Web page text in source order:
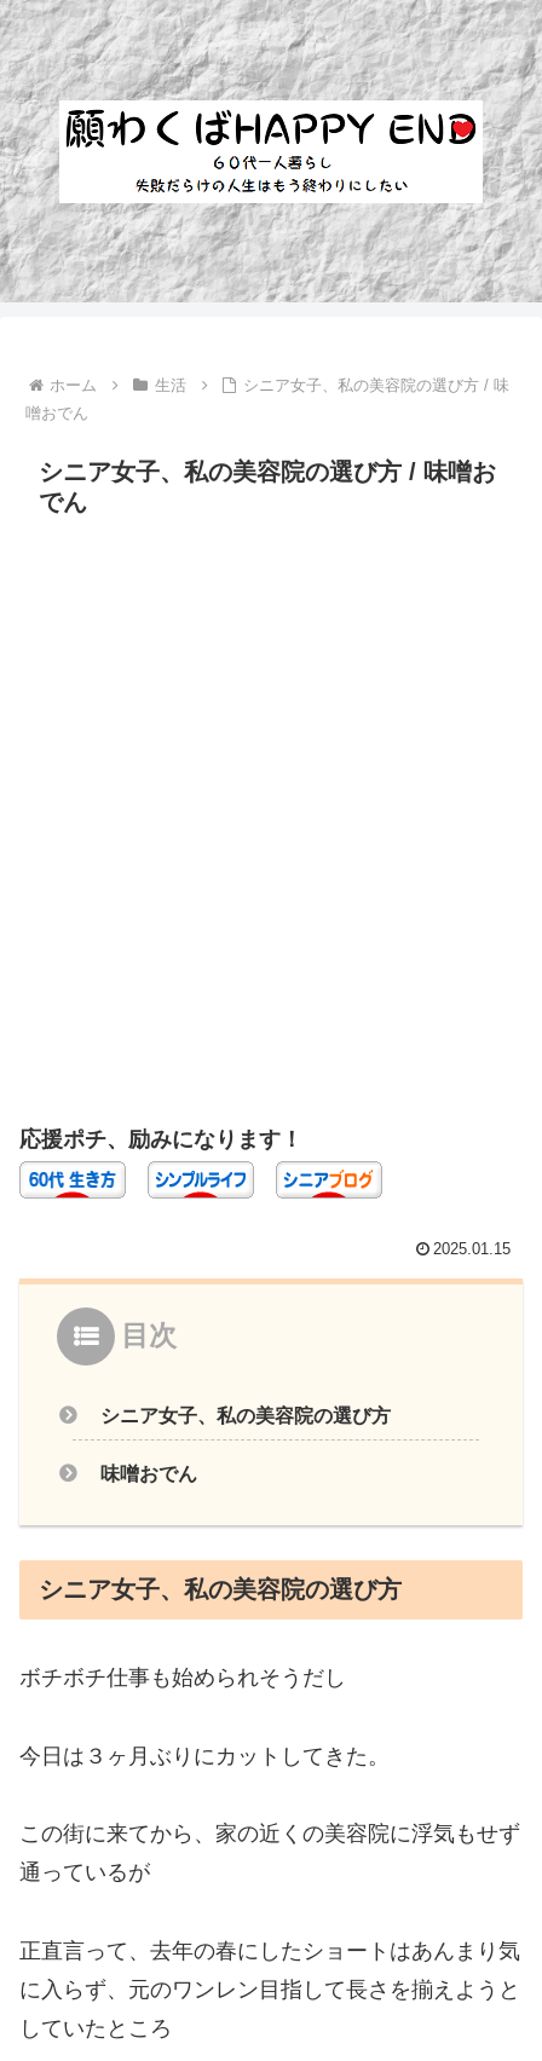
ホーム 生活
シニア女子、私の美容院の選び方 / 味
噌おでん
シニア女子、私の美容院の選び方 / 味噌お
でん
応援ポチ、励みになります！
2025.01.15
目次
シニア女子、私の美容院の選び方
味噌おでん
シニア女子、私の美容院の選び方
ボチボチ仕事も始められそうだし
今日は３ヶ月ぶりにカットしてきた。
この街に来てから、家の近くの美容院に浮気もせず
通っているが
正直言って、 去年の春にしたショートはあんまり気
に入らず、元のワンレン目指して長さを揃えようと
していたところ